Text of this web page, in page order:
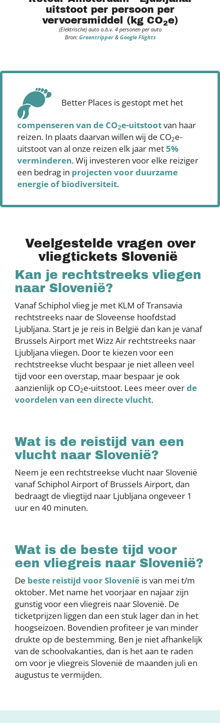
uitstoot per persoon per
vervoersmiddel (kg CO2e)
(Elektrische) auto o.b.v. 4 personen per auto
Bron: Greentripper& Google Flights
Better Places is gestopt met het
compenseren van de CO2e-uitstootvan haar
reizen. In plaats daarvan willen wij de CO2e-
uitstoot van al onze reizen elk jaar met5%
verminderen. Wij investeren voor elke reiziger
een bedrag in projecten voor duurzame
energie of biodiversiteit.
Veelgestelde vragen over
vliegtickets Slovenië
Kan je rechtstreeks vliegen
naar Slovenië?
Vanaf Schiphol vlieg je met KLM of Transavia
rechtstreeks naar de Sloveense hoofdstad
Ljubljana. Start je je reis in België dan kan je vanaf
Brussels Airport met Wizz Air rechtstreeks naar
Ljubljana vliegen. Door te kiezen voor een
rechtstreekse vlucht bespaar je niet alleen veel
tijd voor een overstap, maar bespaar je ook
aanzienlijk op CO2e-uitstoot. Lees meer overde
voordelen van een directe vlucht.
Wat is de reistijd van een
vlucht naar Slovenië?
Neem je een rechtstreekse vlucht naar Slovenië
vanaf Schiphol Airport of Brussels Airport, dan
bedraagt de vliegtijd naar Ljubljana ongeveer 1
uur en 40 minuten.
Wat is de beste tijd voor
een vliegreis naar Slovenië?
De beste reistijd voor Slovenië is van mei t/m
oktober. Met name het voorjaar en najaar zijn
gunstig voor een vliegreis naar Slovenië. De
ticketprijzen liggen dan een stuk lager dan in het
hoogseizoen. Bovendien profiteer je van minder
drukte op de bestemming. Ben je niet afhankelijk
van de schoolvakanties, dan is het aan te raden
om voor je vliegreis Slovenië de maanden juli en
augustus te vermijden.